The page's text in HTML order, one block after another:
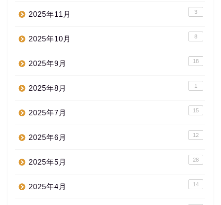
2025年11月 3
2025年10月 8
2025年9月 18
2025年8月 1
2025年7月 15
2025年6月 12
2025年5月 28
2025年4月 14